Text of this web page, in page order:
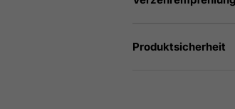
Produktsicherheit